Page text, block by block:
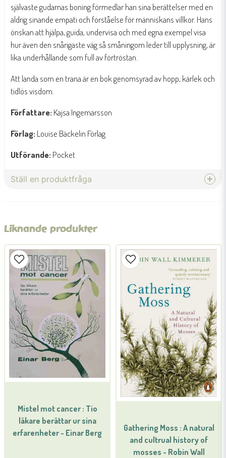
självaste gudarnas boning förmedlar han sina berättelser med en
aldrig sinande empati och förståelse för människans villkor. Hans
önskan att hjälpa, guida, undervisa och med egna exempel visa
hur även den snårigaste väg så småningom leder till upplysning, är
lika underhållande som full av förtröstan.
Att landa som en tranaär en bok genomsyrad av hopp, kärlek och
tidlös visdom.
Författare: Kajsa Ingemarsson
Förlag: Louise Bäckelin Förlag
Utförande: Pocket
Ställ en produktfråga
name
Namn
email
Mejladress
Ja, ni får publicera min fråga
Skicka fråga
Liknande produkter
Mistel mot cancer : Tio
läkare berättar ur sina
erfarenheter - Einar Berg
Gathering Moss : A natural
and cultrual history of
mosses - Robin Wall